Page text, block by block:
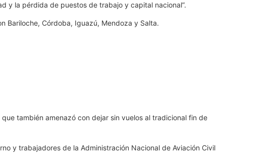
y la pérdida de puestos de trabajo y capital nacional”.
Bariloche, Córdoba, Iguazú, Mendoza y Salta.
también amenazó con dejar sin vuelos al tradicional fin de
y trabajadores de la Administración Nacional de Aviación Civil